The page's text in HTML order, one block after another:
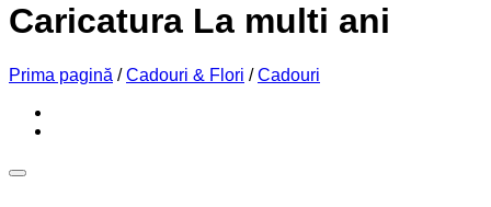
Caricatura La multi ani
Prima pagină / Cadouri & Flori / Cadouri